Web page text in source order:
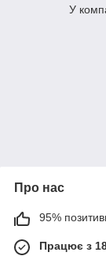
У
Про нас
95%
Працює з